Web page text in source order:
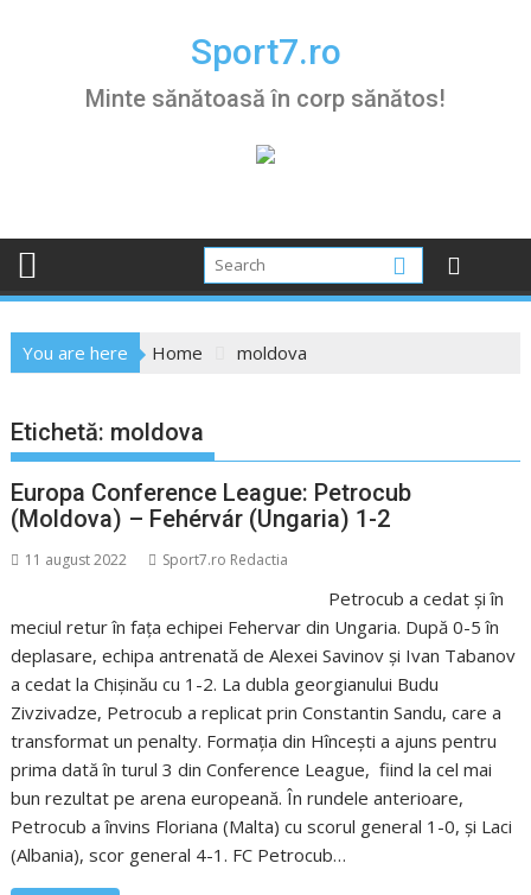
Sport7.ro
Minte sănătoasă în corp sănătos!
You are here Home moldova
Etichetă: moldova
Europa Conference League: Petrocub
(Moldova) – Fehérvár (Ungaria) 1-2
11 august 2022 Sport7.ro Redactia
Petrocub a cedat și în
meciul retur în fața echipei Fehervar din Ungaria. După 0-5 în
deplasare, echipa antrenată de Alexei Savinov și Ivan Tabanov
a cedat la Chișinău cu 1-2. La dubla georgianului Budu
Zivzivadze, Petrocub a replicat prin Constantin Sandu, care a
transformat un penalty. Formația din Hîncești a ajuns pentru
prima dată în turul 3 din Conference League, fiind la cel mai
bun rezultat pe arena europeană. În rundele anterioare,
Petrocub a învins Floriana (Malta) cu scorul general 1-0, și Laci
(Albania), scor general 4-1. FC Petrocub…